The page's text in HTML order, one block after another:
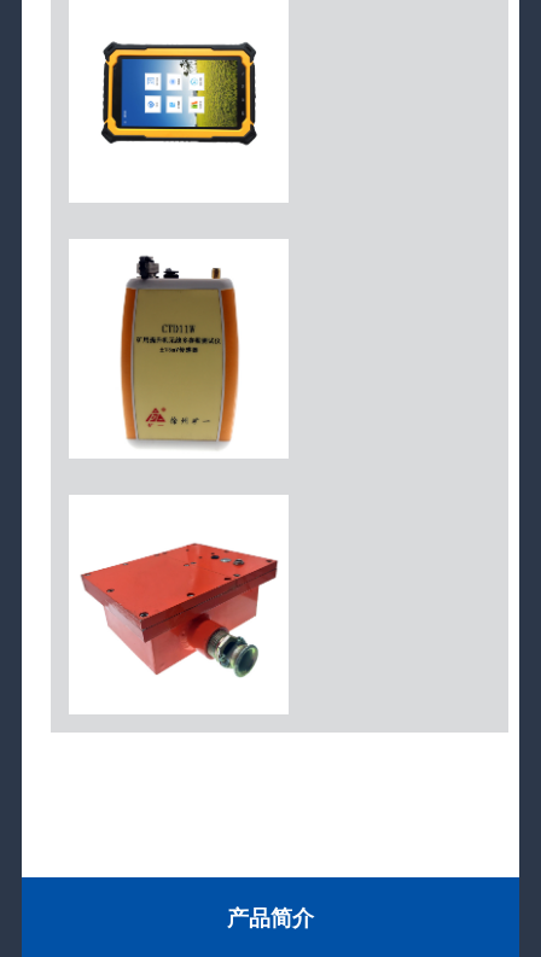
产品简介